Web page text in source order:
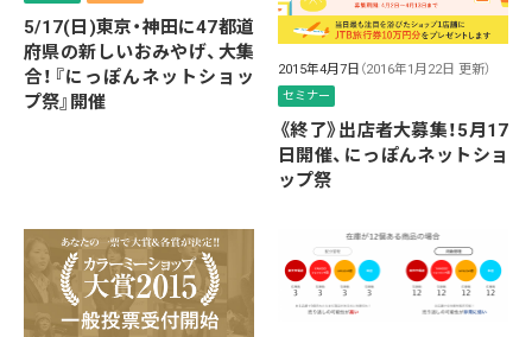
5/17(日)東京・神田に47都道
府県の新しいおみやげ、大集
合！『にっぽんネットショッ
プ祭』開催
2015年4月7日 （2016年1月22日 更新）
セミナー
《終了》出店者大募集！5月17
日開催、にっぽんネットショ
ップ祭